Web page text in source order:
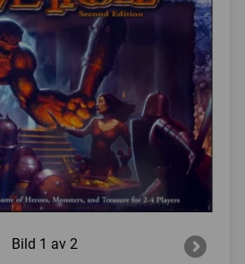
Bild 1 av 2